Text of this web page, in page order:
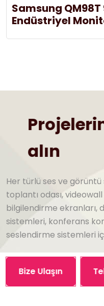
Samsung QM98T
Endüstriyel
alın
Her türlü ses ve görüntü
toplantı odası,
bilgilendirme ekranları,
sistemleri, konferans
seslendirme sistemleri
Bize Ulaşın